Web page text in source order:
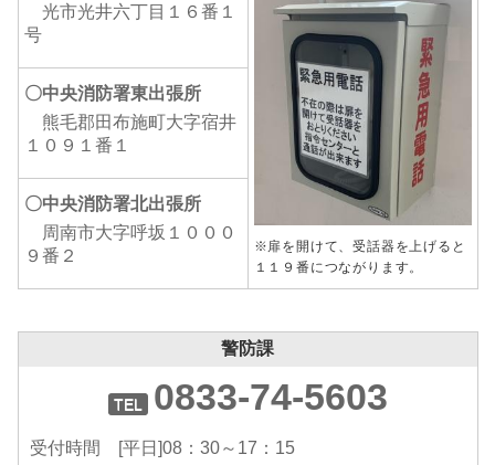
光市光井六丁目１６番１
号
※扉を開けて、受話器を上げると
１１９番につながります。
〇中央消防署東出張所
熊毛郡田布施町大字宿井
１０９１番１
〇中央消防署北出張所
周南市大字呼坂１０００
９番２
警防課
0833-74-5603
受付時間 [平日]08：30～17：15